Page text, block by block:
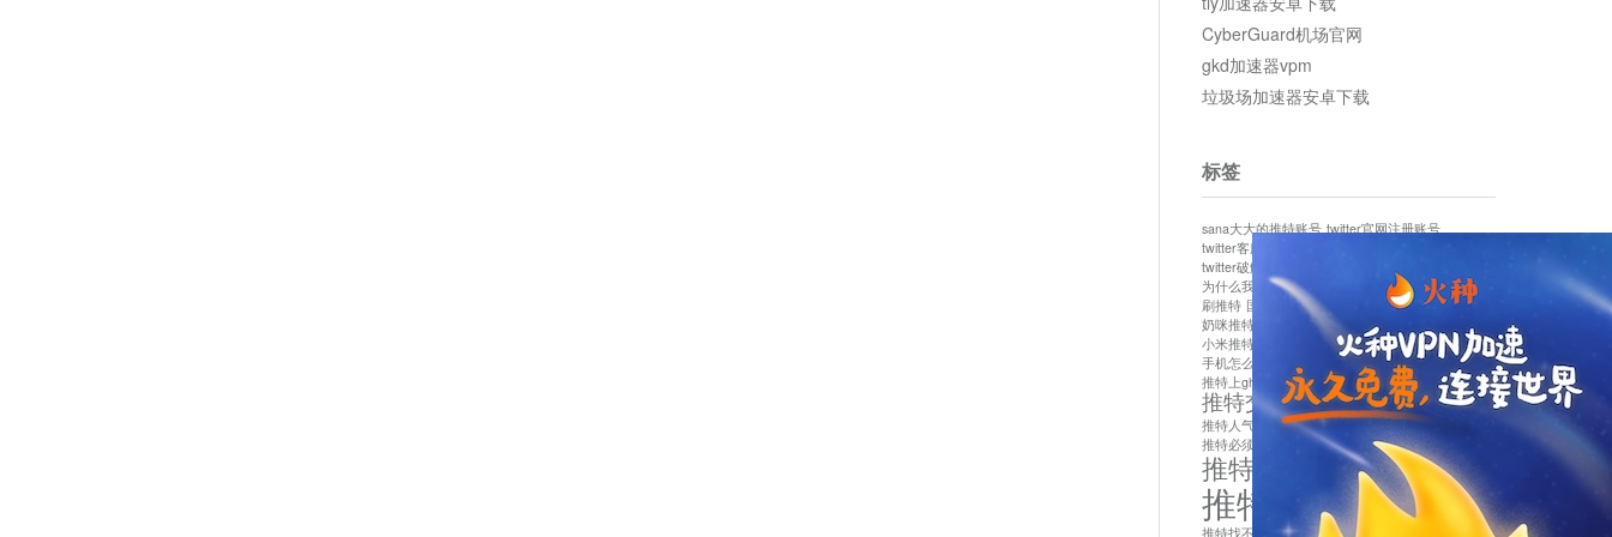
CyberGuard机场官网
gkd加速器vpm
垃圾场加速器安卓下载
标签
sana大大的推特账号 twitter官网注册账号
twitter客服
twitter破解版下载
为什么我推特无法保存设置
作者sana推特是什么
刷推特 国内为什么不能用twitter 国内能用twitter吗
奶咪推特
如何找回推特密码
小米推特闪退是怎么回事 怎么看推特上的视频
手机怎么注册推特账号
推特devil
推特上ghs的女博主
推特交友软件app下载
推特人气萌货小蔡头喵喵喵 推特实名制
推特必须用外网吗
推特怎么取消关联手机号
推特怎么看敏感内容苹果
推特找不到账号 推特注册必须要手机号